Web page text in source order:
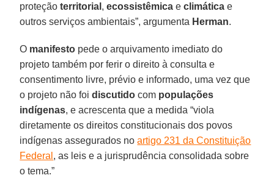
proteçãoterritorial ,ecossistêmica eclimática e
outros serviços ambientais”, argumenta Herman.
O manifesto pede o arquivamento imediato do
projeto também por ferir o direito à consulta e
consentimento livre, prévio e informado, uma vez que
o projeto não foidiscutido com populações
indígenas, e acrescenta que a medida “viola
diretamente os direitos constitucionais dos povos
indígenas assegurados noartigo 231 da Constituição
Federal , as leis e a jurisprudência consolidada sobre
o tema.”